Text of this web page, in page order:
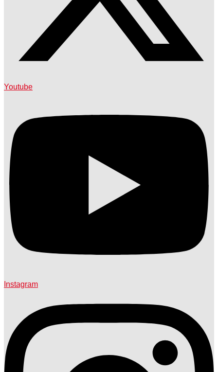
Youtube
Instagram